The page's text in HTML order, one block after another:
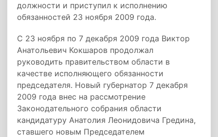
должности и приступил к исполнению
обязанностей 23 ноября 2009 года.
С 23 ноября по 7 декабря 2009 года Виктор
Анатольевич Кокшаров продолжал
руководить правительством области в
качестве исполняющего обязанности
председателя. Новый губернатор 7 декабря
2009 года внес на рассмотрение
Законодательного собрания области
кандидатуру Анатолия Леонидовича Гредина,
ставшего новым Председателем